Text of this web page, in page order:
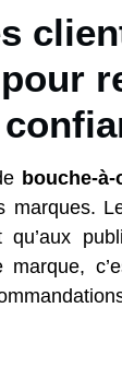
bouche-
marques.